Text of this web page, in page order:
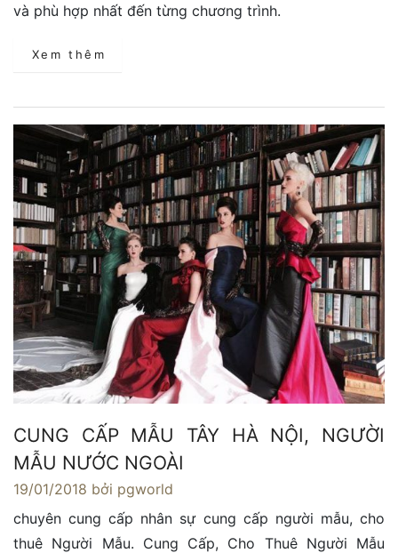
và phù hợp nhất đến từng chương trình.
Xem thêm
CUNG CẤP MẪU TÂY HÀ NỘI, NGƯỜI
MẪU NƯỚC NGOÀI
19/01/2018 bởi pgworld
chuyên cung cấp nhân sự cung cấp người mẫu, cho
thuê Người Mẫu. Cung Cấp, Cho Thuê Người Mẫu